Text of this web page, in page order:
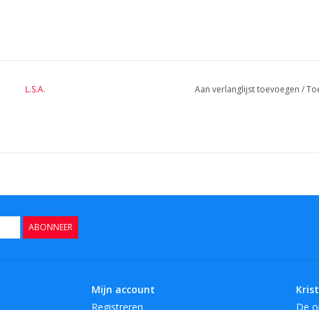
L.S.A. Aan verlanglijst toevoegen /
ABONNEER
Mijn account
Registreren
De